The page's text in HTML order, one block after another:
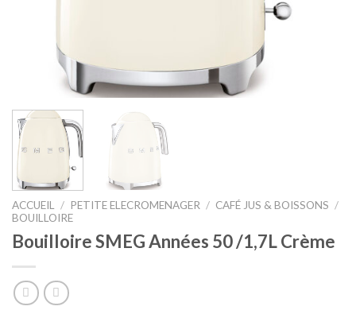
ACCUEIL / PETITE ELECROMENAGER / CAFÉ JUS & BOISSONS /
BOUILLOIRE
Bouilloire SMEG Années 50 /1,7L Crème